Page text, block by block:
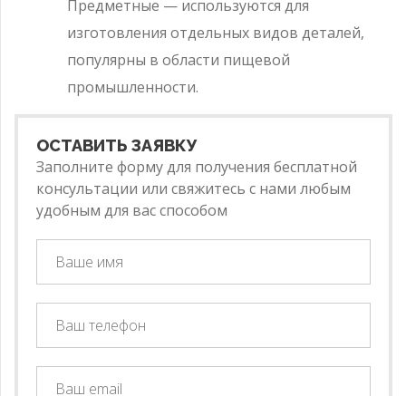
Предметные — используются для
изготовления отдельных видов деталей,
популярны в области пищевой
промышленности.
ОСТАВИТЬ ЗАЯВКУ
Заполните форму для получения бесплатной
консультации или свяжитесь с нами любым
удобным для вас способом